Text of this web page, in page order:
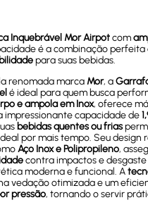
Inquebrável Mor Airpotcom
é a combinação perfeita
para suas bebidas.
renomada marcaMor, a
é ideal para quem busca
e ampola em Inox, oferece
impressionante capacidade de
bebidas quentes ou frias
por mais tempo. Seu design
Aço Inox e Polipropileno,
contra impactos e
moderna e funcional. A
vedação otimizada e um
pressão, tornando o servir